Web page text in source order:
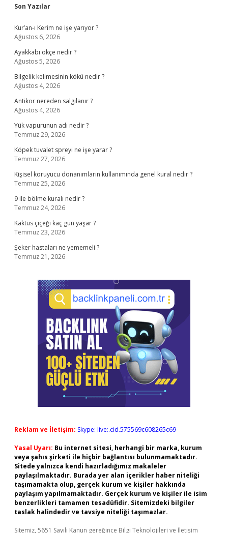
Sidebar
Son Yazılar
Kur’an-ı Kerim ne işe yarıyor ?
Ağustos 6, 2026
Ayakkabı ökçe nedir ?
Ağustos 5, 2026
Bilgelik kelimesinin kökü nedir ?
Ağustos 4, 2026
Antikor nereden salgılanır ?
Ağustos 4, 2026
Yük vapurunun adı nedir ?
Temmuz 29, 2026
Köpek tuvalet spreyi ne işe yarar ?
Temmuz 27, 2026
Kişisel koruyucu donanımların kullanımında genel kural nedir ?
Temmuz 25, 2026
9 ile bölme kuralı nedir ?
Temmuz 24, 2026
Kaktüs çiçeği kaç gün yaşar ?
Temmuz 23, 2026
Şeker hastaları ne yememeli ?
Temmuz 21, 2026
Reklam ve İletişim: Skype: live:.cid.575569c608265c69
Yasal Uyarı: Bu internet sitesi, herhangi bir marka, kurum
veya şahıs şirketi ile hiçbir bağlantısı bulunmamaktadır.
Sitede yalnızca kendi hazırladığımız makaleler
paylaşılmaktadır. Burada yer alan içerikler haber niteliği
taşımamakta olup, gerçek kurum ve kişiler hakkında
paylaşım yapılmamaktadır. Gerçek kurum ve kişiler ile isim
benzerlikleri tamamen tesadüfidir. Sitemizdeki bilgiler
taslak halindedir ve tavsiye niteliği taşımazlar.
Sitemiz, 5651 Sayılı Kanun gereğince Bilgi Teknolojileri ve İletişim